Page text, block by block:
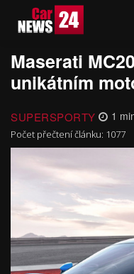
Maserati
unikátním
SUPERSPORTY 1
Počet přečtení článku: 1077